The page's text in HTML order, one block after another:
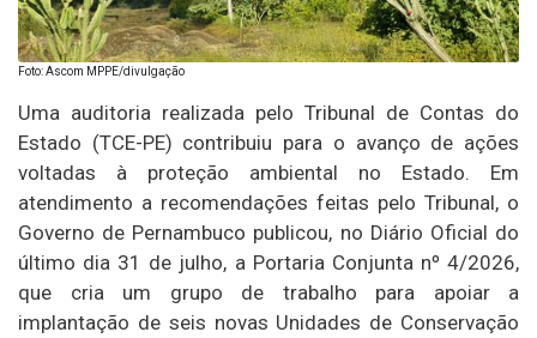
Foto: Ascom MPPE/divulgação
Uma auditoria realizada pelo Tribunal de Contas do
Estado (TCE-PE) contribuiu para o avanço de ações
voltadas à proteção ambiental no Estado. Em
atendimento a recomendações feitas pelo Tribunal, o
Governo de Pernambuco publicou, no Diário Oficial do
último dia 31 de julho, a Portaria Conjunta nº 4/2026,
que cria um grupo de trabalho para apoiar a
implantação de seis novas Unidades de Conservação